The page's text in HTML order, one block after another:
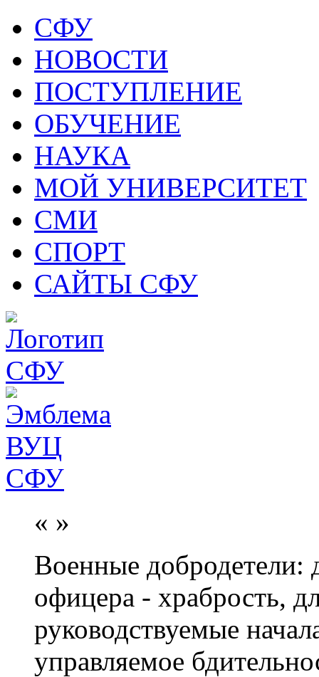
СФУ
НОВОСТИ
ПОСТУПЛЕНИЕ
ОБУЧЕНИЕ
НАУКА
МОЙ УНИВЕРСИТЕТ
СМИ
СПОРТ
САЙТЫ СФУ
« »
Военные добродетели:
офицера - храбрость,
руководствуемые
управляемое